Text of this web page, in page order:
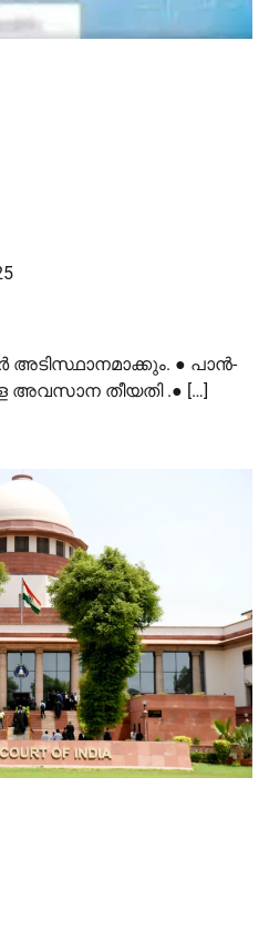
അടിസ്ഥാനമാക്കും. ● പാൻ-
അവസാന തീയതി .● […]